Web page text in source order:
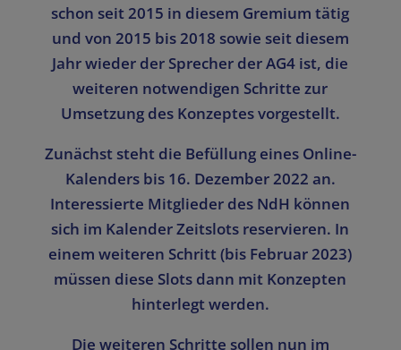
schon seit 2015 in diesem Gremium tätig
und von 2015 bis 2018 sowie seit diesem
Jahr wieder der Sprecher der AG4 ist, die
weiteren notwendigen Schritte zur
Umsetzung des Konzeptes vorgestellt.
Zunächst steht die Befüllung eines Online-
Kalenders bis 16. Dezember 2022 an.
Interessierte Mitglieder des NdH können
sich im Kalender Zeitslots reservieren. In
einem weiteren Schritt (bis Februar 2023)
müssen diese Slots dann mit Konzepten
hinterlegt werden.
Die weiteren Schritte sollen nun im